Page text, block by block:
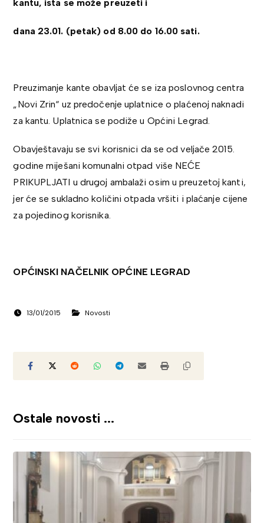
kantu, ista se može preuzeti i
dana 23.01. (petak) od 8.00 do 16.00 sati.
Preuzimanje kante obavljat će se iza poslovnog centra
„Novi Zrin“ uz predočenje uplatnice o plaćenoj naknadi
za kantu. Uplatnica se podiže u Općini Legrad.
Obavještavaju se svi korisnici da se od veljače 2015.
godine miješani komunalni otpad više NEĆE
PRIKUPLJATI u drugoj ambalaži osim u preuzetoj kanti,
jer će se sukladno količini otpada vršiti i plaćanje cijene
za pojedinog korisnika.
OPĆINSKI NAČELNIK OPĆINE LEGRAD
13/01/2015 Novosti
Ostale novosti ...